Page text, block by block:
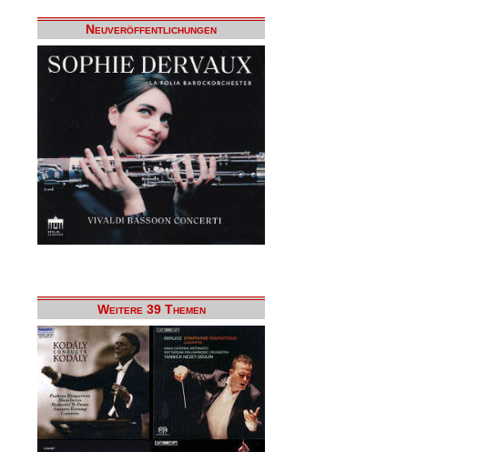
Neuveröffentlichungen
Weitere 39 Themen